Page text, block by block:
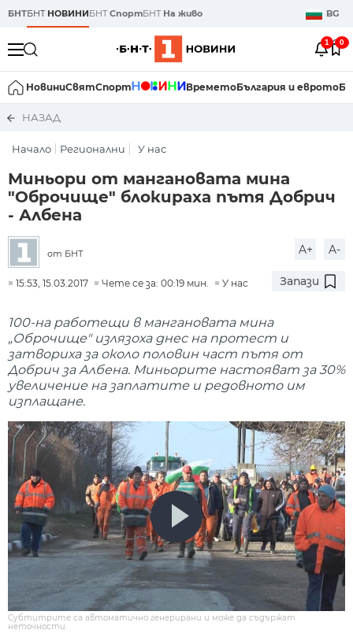
БНТБНТ НОВИНИБНТСпортБНТ На живо BG
1 0
НовиниСвятСпорт ВреметоБългария и еврото
НАЗАД
Начало Регионални У нас
Миньори от мангановата мина
"Оброчище" блокираха пътя Добрич
- Албена
от БНТ A+ A-
15:53, 15.03.2017 Чете се за: 00:19 мин. У нас Запази
100-на работещи в мангановата мина
„Оброчище" излязоха днес на протест и
затвориха за около половин част пътя от
Добрич за Албена. Миньорите настояват за 30%
увеличение на заплатите и редовното им
изплащане.
Субтитрите са автоматично генерирани и може да съдържат
неточности.